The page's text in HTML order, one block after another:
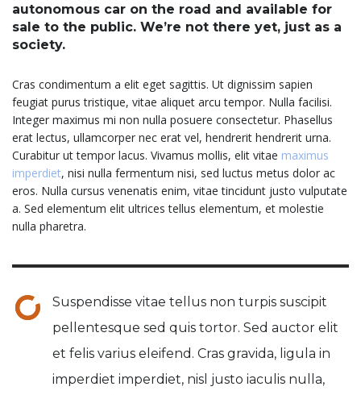
autonomous car on the road and available for
sale to the public. We’re not there yet, just as a
society.
Cras condimentum a elit eget sagittis. Ut dignissim sapien
feugiat purus tristique, vitae aliquet arcu tempor. Nulla facilisi.
Integer maximus mi non nulla posuere consectetur. Phasellus
erat lectus, ullamcorper nec erat vel, hendrerit hendrerit urna.
Curabitur ut tempor lacus. Vivamus mollis, elit vitae maximus
imperdiet, nisi nulla fermentum nisi, sed luctus metus dolor ac
eros. Nulla cursus venenatis enim, vitae tincidunt justo vulputate
a. Sed elementum elit ultrices tellus elementum, et molestie
nulla pharetra.
Suspendisse vitae tellus non turpis suscipit
pellentesque sed quis tortor. Sed auctor elit
et felis varius eleifend. Cras gravida, ligula in
imperdiet imperdiet, nisl justo iaculis nulla,